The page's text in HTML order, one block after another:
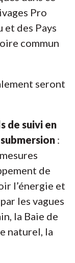
Pro
et des Pays
commun
seront
de suivi en
:
de
l’énergie et
les vagues
la Baie de
naturel, la